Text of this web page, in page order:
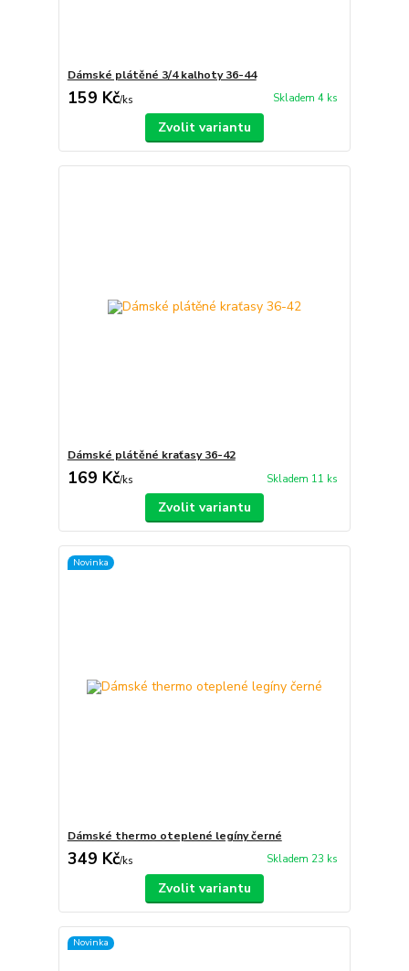
Dámské plátěné 3/4 kalhoty 36-44
159 Kč/ks Skladem 4 ks
Zvolit variantu
Dámské plátěné kraťasy 36-42
169 Kč/ks Skladem 11 ks
Zvolit variantu
Novinka
Dámské thermo oteplené legíny černé
349 Kč/ks Skladem 23 ks
Zvolit variantu
Novinka